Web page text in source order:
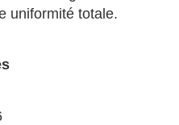
uniformité totale.